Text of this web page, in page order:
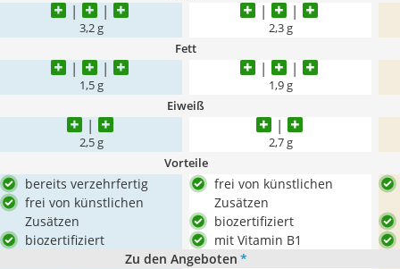
3,2 g 2,3 g
Fett
1,5 g 1,9 g
Eiweiß
2,5 g 2,7 g
Vorteile
bereits verzehrfertig
frei von künstlichen
Zusätzen
biozertifiziert
frei von künstlichen
Zusätzen
biozertifiziert
mit Vitamin B1
Zu den Angeboten *